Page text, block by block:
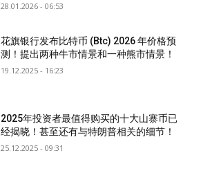
28.01.2026 - 06:53
花旗银行发布比特币 (Btc) 2026 年价格预
测！提出两种牛市情景和一种熊市情景！
19.12.2025 - 16:23
2025年投资者最值得购买的十大山寨币已
经揭晓！甚至还有与特朗普相关的细节！
25.12.2025 - 09:31